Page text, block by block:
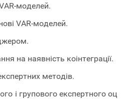
моделей.
VAR-моделей.
на наявність коінтеграції.
методів.
і групового експертного оц